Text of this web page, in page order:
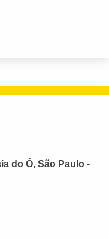
do Ó, São Paulo -